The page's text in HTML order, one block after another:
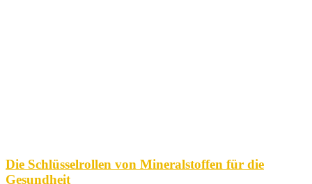
Die Schlüsselrollen von Mineralstoffen für die
Gesundheit